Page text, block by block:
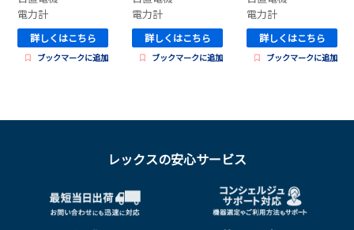
電力計
詳しくはこちら
ブックマークに追加
電力計
詳しくはこちら
ブックマークに追加
電力計
詳しくはこちら
ブックマークに追加
レックスの安心サービス